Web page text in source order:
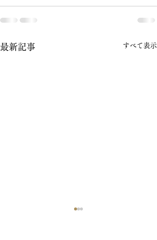
最新記事 すべて表示